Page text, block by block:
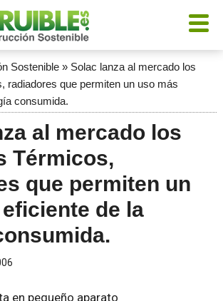
Sostenible» Solac lanza al mercado los
radiadores que permiten un uso más
consumida.
al mercado los
Térmicos,
que permiten un
de la
en pequeño aparato